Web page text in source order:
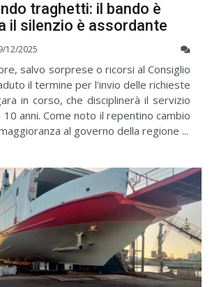
traghetti: il bando è
il silenzio è assordante
12/2025
salvo sorprese o ricorsi al Consiglio
il termine per l'invio delle richieste
in corso, che disciplinerà il servizio
anni. Come noto il repentino cambio
al governo della regione ...